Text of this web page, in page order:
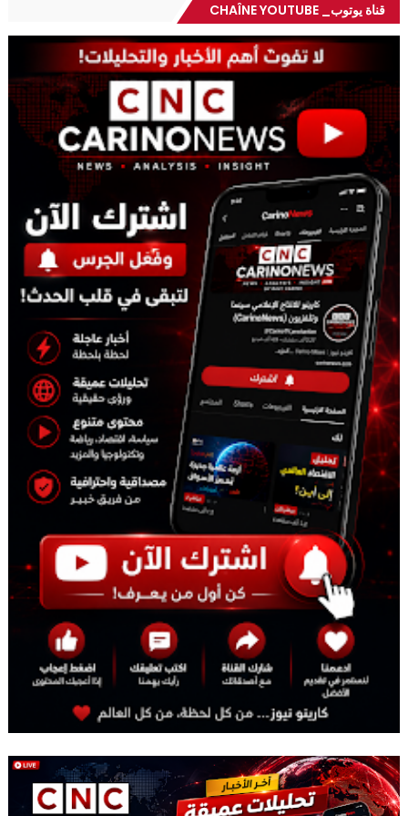
قناة يوتوب_ CHAÎNE YOUTUBE